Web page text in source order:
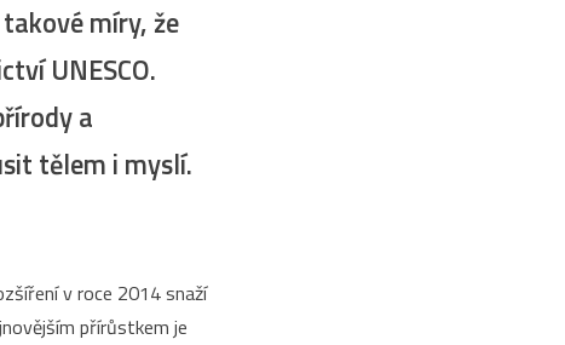
míry, že
UNESCO.
a
tělem i myslí.
v roce 2014 snaží
přírůstkem je